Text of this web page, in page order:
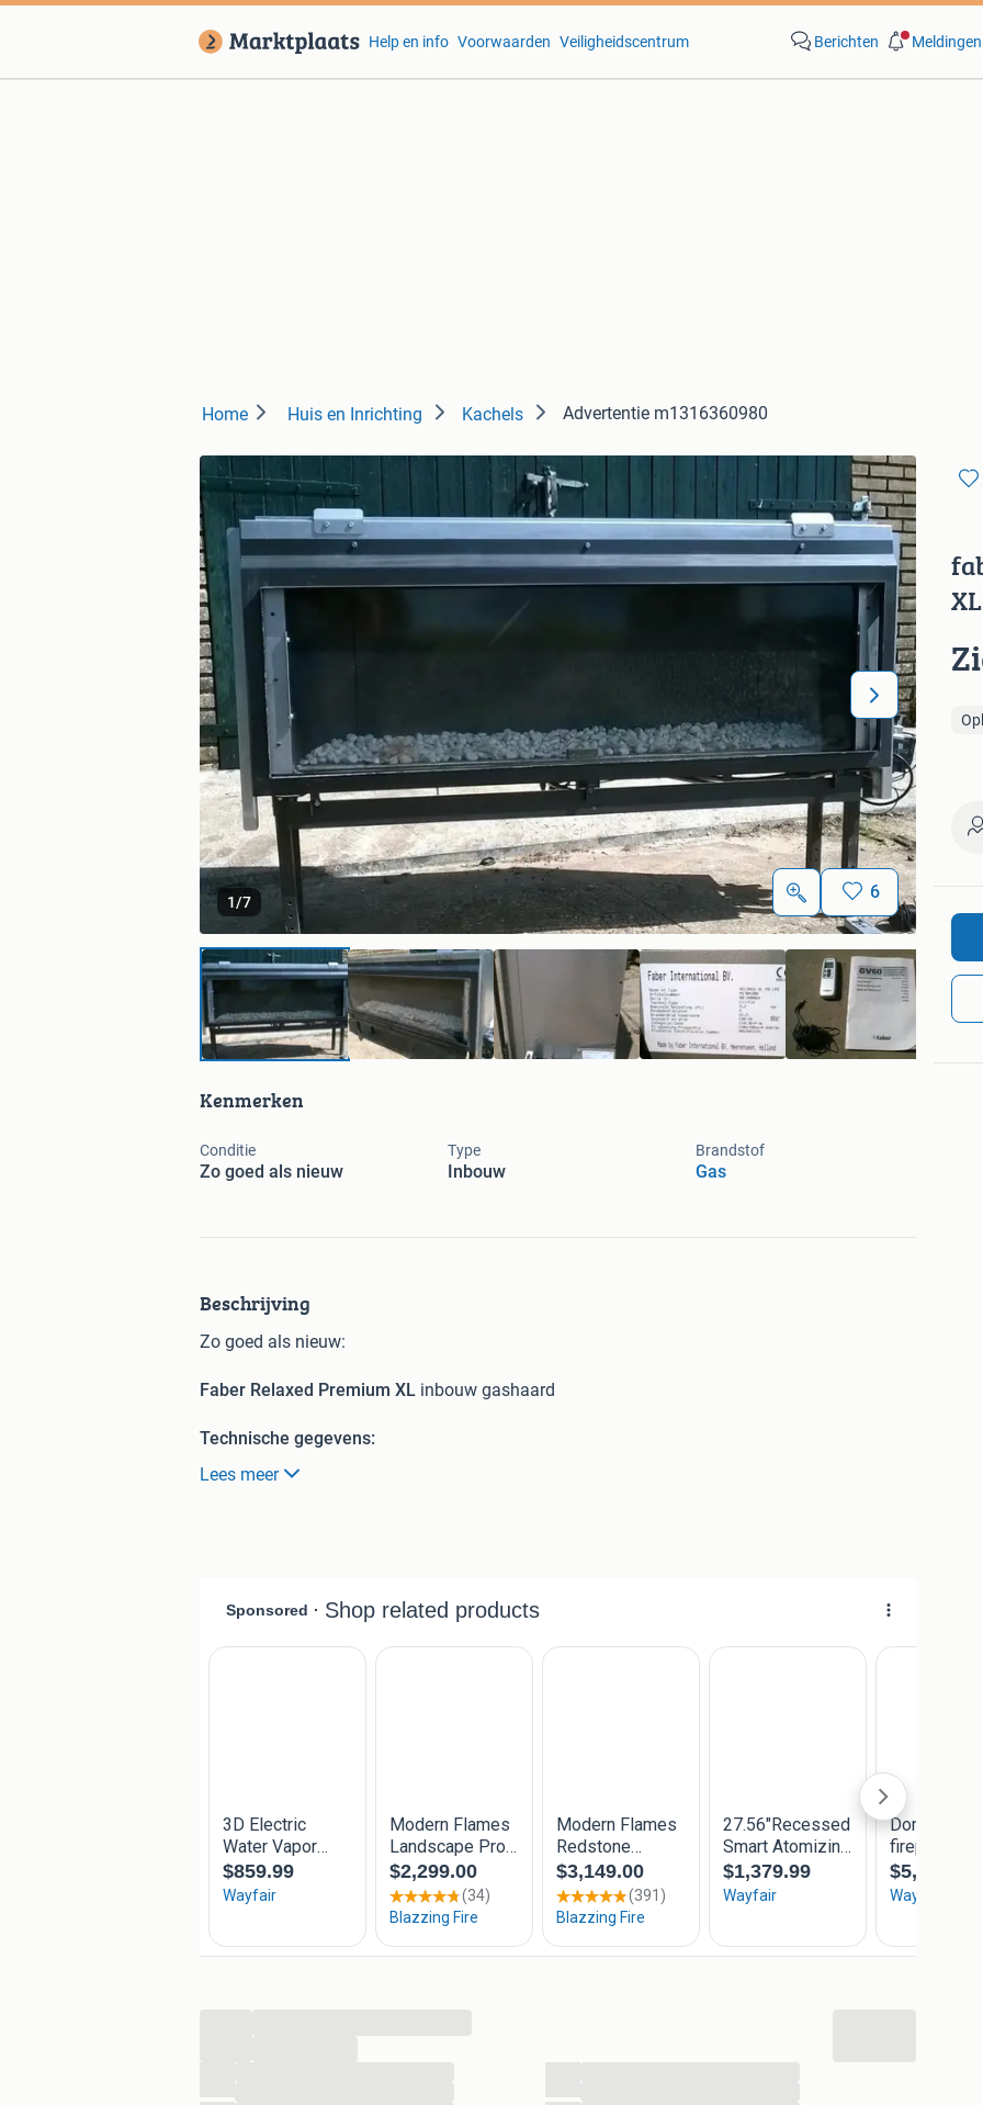
Help en info Voorwaarden Veiligheidscentrum Berichten Meldingen
Home Huis en Inrichting Kachels Advertentie m1316360980
1/7 6
Kenmerken
Conditie
Zo goed als nieuw
Type
Inbouw
Brandstof
Gas
Beschrijving
Zo goed als nieuw:
Faber Relaxed Premium XL inbouw gashaard
Technische gegevens:
-Stepburner / dubbele brander
-Energieklasse B
-Vermogen 10.4 kW
Lees meer